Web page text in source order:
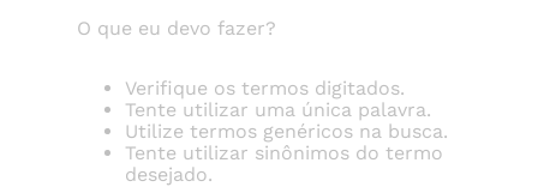
O que eu devo fazer?
Verifique os termos digitados.
Tente utilizar uma única palavra.
Utilize termos genéricos na busca.
Tente utilizar sinônimos do termo
desejado.